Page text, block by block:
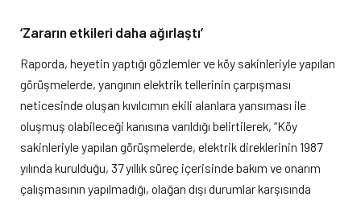
‘Zararın etkileri daha ağırlaştı’
Raporda, heyetin yaptığı gözlemler ve köy sakinleriyle yapılan
görüşmelerde, yangının elektrik tellerinin çarpışması
neticesinde oluşan kıvılcımın ekili alanlara yansıması ile
oluşmuş olabileceği kanısına varıldığı belirtilerek, “Köy
sakinleriyle yapılan görüşmelerde, elektrik direklerinin 1987
yılında kurulduğu, 37 yıllık süreç içerisinde bakım ve onarım
çalışmasının yapılmadığı, olağan dışı durumlar karşısında